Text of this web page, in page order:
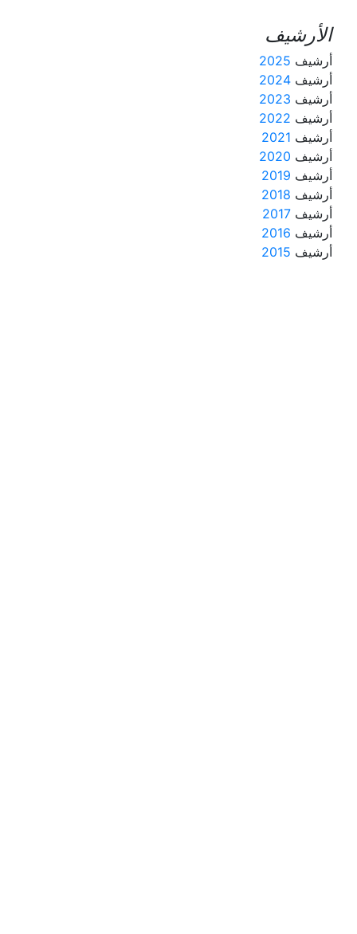
الأرشيف
أرشيف 2025
أرشيف 2024
أرشيف 2023
أرشيف 2022
أرشيف 2021
أرشيف 2020
أرشيف 2019
أرشيف 2018
أرشيف 2017
أرشيف 2016
أرشيف 2015